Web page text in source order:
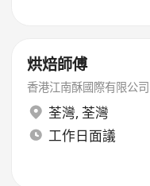
烘焙師傅
香港江南酥國際有限公司
荃灣, 荃灣
工作日面議